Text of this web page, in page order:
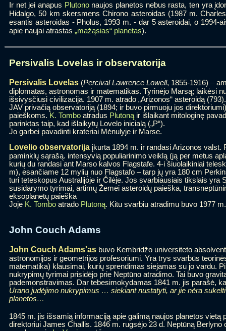
Ir net jei anapus Plutononaujos planetos nebus rasta, ten yra
Hidalgo, 50 km skersmens Chirono asteroidas (1987 m.
esantis asteroidas - Pholus, 1993 m. - dar 5 asteroidai, o 1994-
apie naujai atrastas „mažąsias“ planetas).
Persivalis Lovelas ir observatorija
Persivalis Lovelas (Percival Lawrence Lowell, 1855-1916) –
diplomatas, astronomas ir matematikas. Tyrinėjo Marsą; laikėsi
išsivysčiusi civilizacija. 1907 m. atrado „Arizonos“ asteroidą
JAV privačią observatoriją (1894; ir buvo pirmuoju jos
paieškoms. K. Tombo atradus Plutoną ir išlaikant mitologinę
parinktas taip, kad išlaikytų Lovelo inicialą („P“).
Jo garbei pavadinti krateriai Mėnulyje ir Marse.
Lovelio observatorija įkurta 1894 m. ir randasi Arizonos valst.
paminklų sąrašą. intensyvią populiarinimo veiklą (ją per metus
kurių du randasi ant Marso kalvos Flagstafe. 4-i šiuolaikiniai
m), esančiame 12 mylių nuo Flagstafo – tarp jų yra 180 cm
turi teteskopus Australijoje ir Čilėje. Jos svarbiausiais tikslais yra
susidarymo tyrimai, artimų Žemei asteroidų paieška,
eksoplanetų paieška
Joje K. Tombo atrado Plutoną. Kitu svarbiu atradimu buvo 1977
John Couch Adams
John Couch Adams'as buvo Kembridžo universiteto
astronomijos ir geometrijos profesoriumi. Yra trys svarbūs
matematika) klausimai, kurių sprendimas siejamas su jo vardu.
nukrypimų tyrimai prisidėjo prie Neptūno atradimo. Tai buvo
pademonstravimas. Dar tebesimokydamas 1841 m. jis parašė,
Urano judėjimo nukrypimus … siekiant nustatyti, ar jie nėra
planetos…
1845 m. jis išsamią informaciją apie galimą naujos planetos vietą
direktoriui James Challis. 1846 m. rugsėjo 23 d. Neptūną